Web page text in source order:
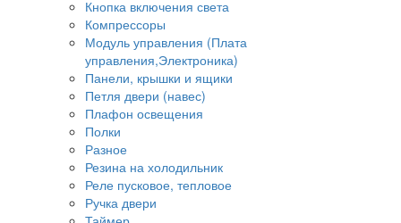
Кнопка включения света
Компрессоры
Модуль управления (Плата
управления,Электроника)
Панели, крышки и ящики
Петля двери (навес)
Плафон освещения
Полки
Разное
Резина на холодильник
Реле пусковое, тепловое
Ручка двери